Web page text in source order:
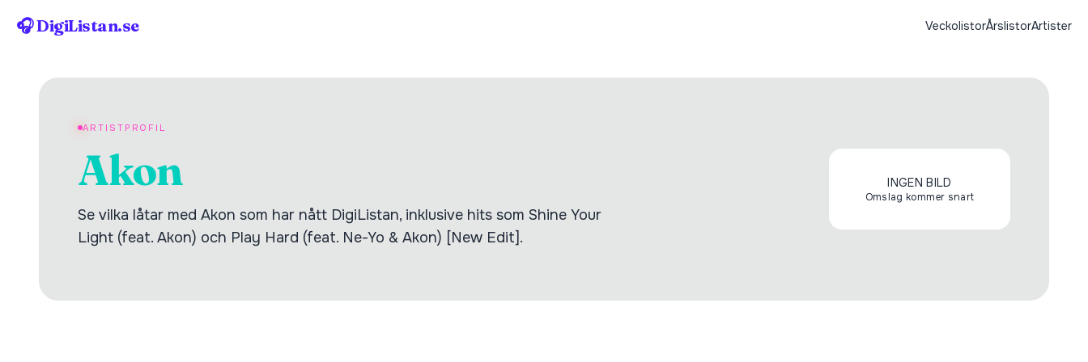
🎧 DigiListan.se VeckolistorÅrslistorArtister
ARTISTPROFIL
Akon
Se vilka låtar med Akon som har nått DigiListan, inklusive hits som Shine Your
Light (feat. Akon) och Play Hard (feat. Ne-Yo & Akon) [New Edit].
INGEN BILD
Omslag kommer snart